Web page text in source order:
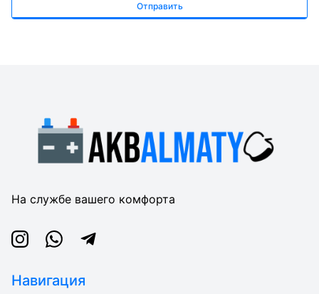
Отправить
На службе вашего комфорта
InstagramWhatsappTelegram
Навигация